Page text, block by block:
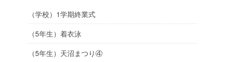
（学校）1学期終業式
（5年生）着衣泳
（5年生）天沼まつり④